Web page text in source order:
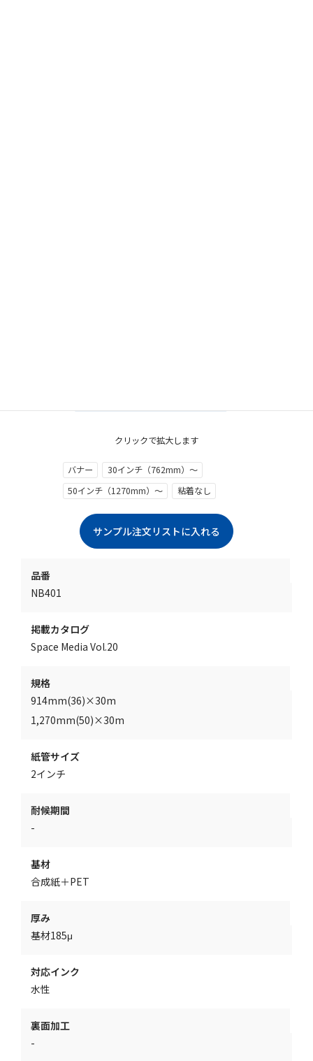
クリックで拡大します
バナー
30インチ（762mm）～
50インチ（1270mm）～
粘着なし
品番
NB401
掲載カタログ
Space Media Vol.20
規格
914mm(36)×30m
1,270mm(50)×30m
紙管サイズ
2インチ
耐候期間
-
基材
合成紙＋PET
厚み
基材185μ
対応インク
水性
裏面加工
-